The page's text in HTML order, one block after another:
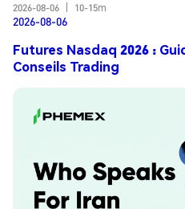
2026-08-06
10-15m
2026-08-06
Futures Nasdaq 2026 :
Conseils Trading